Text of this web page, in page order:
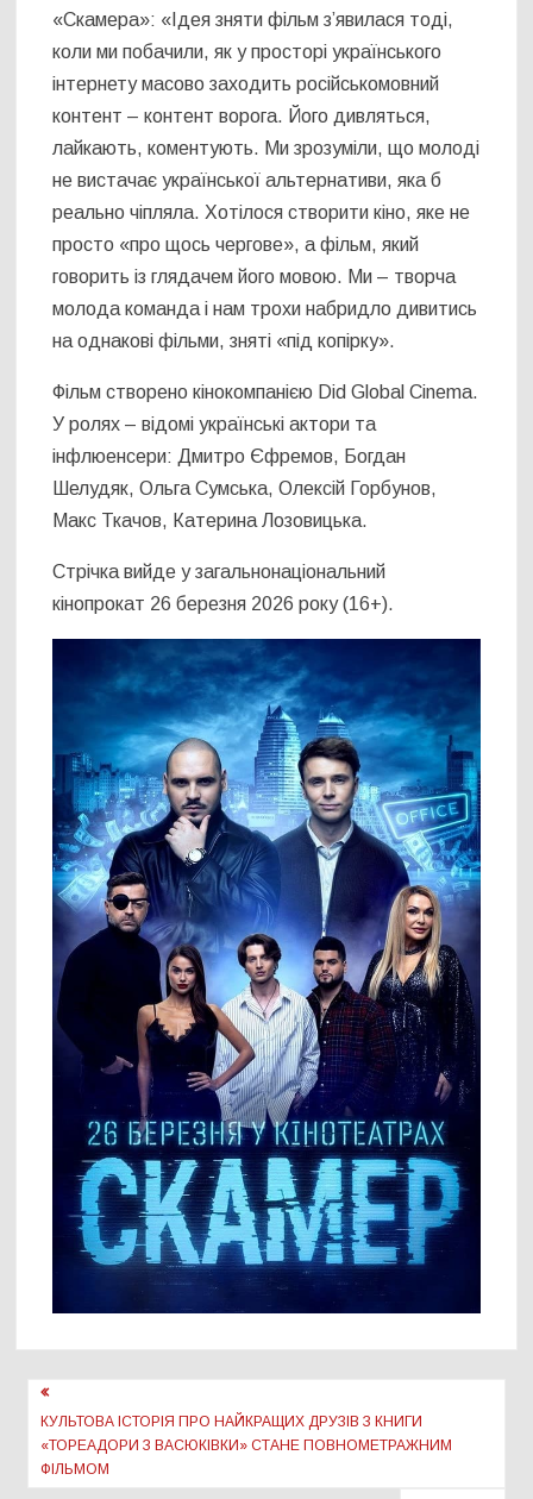
«Скамера»: «Ідея зняти фільм зʼявилася тоді,
коли ми побачили, як у просторі українського
інтернету масово заходить російськомовний
контент – контент ворога. Його дивляться,
лайкають, коментують. Ми зрозуміли, що молоді
не вистачає української альтернативи, яка б
реально чіпляла. Хотілося створити кіно, яке не
просто «про щось чергове», а фільм, який
говорить із глядачем його мовою. Ми – творча
молода команда і нам трохи набридло дивитись
на однакові фільми, зняті «під копірку».
Фільм створено кінокомпанією Did Global Cinema.
У ролях – відомі українські актори та
інфлюенсери: Дмитро Єфремов, Богдан
Шелудяк, Ольга Сумська, Олексій Горбунов,
Макс Ткачов, Катерина Лозовицька.
Стрічка вийде у загальнонаціональний
кінопрокат 26 березня 2026 року (16+).
Навігація
записів
КУЛЬТОВА ІСТОРІЯ ПРО НАЙКРАЩИХ ДРУЗІВ З КНИГИ
«ТОРЕАДОРИ З ВАСЮКІВКИ» СТАНЕ ПОВНОМЕТРАЖНИМ
ФІЛЬМОМ